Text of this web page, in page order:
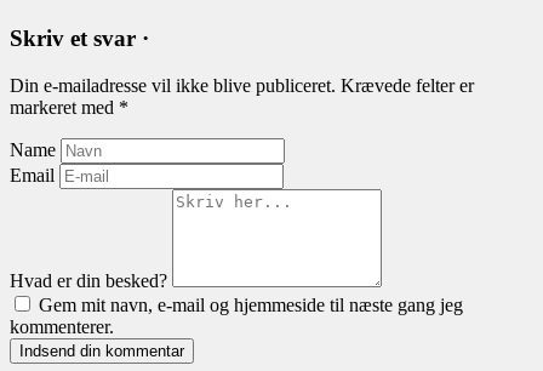
Skriv et svar ·
Din e-mailadresse vil ikke blive publiceret. Krævede felter er
markeret med *
Name
Email
Hvad er din besked?
Gem mit navn, e-mail og hjemmeside til næste gang jeg
kommenterer.
Indsend din kommentar